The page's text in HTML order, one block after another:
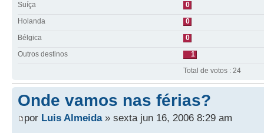
Suíça
0
Holanda
0
Bélgica
0
Outros destinos
1
Total de votos : 24
Onde vamos nas férias?
por Luis Almeida» sexta jun 16, 2006 8:29 am